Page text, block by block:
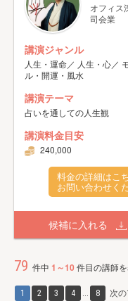
オフィス
司会業
講演ジャンル
人生・運命／ 人生・心／
ル・開運・風水
講演テーマ
占いを通しての人生観
講演料金目安
240,000
料金の詳細はこ
お問い合わせく
候補に入れる
79 件中 1～10件目の講師
1 2 3 4 8 次